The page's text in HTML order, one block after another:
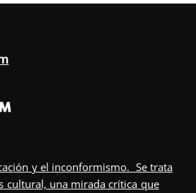
y el inconformismo. Se trata
cultural, una mirada crítica que